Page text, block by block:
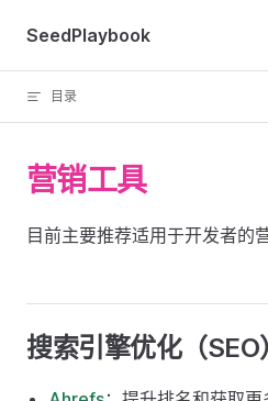
Skip to content
SeedPlaybook
目录
营销工具
目前主要推荐适用于开发者的
搜索引擎优化（